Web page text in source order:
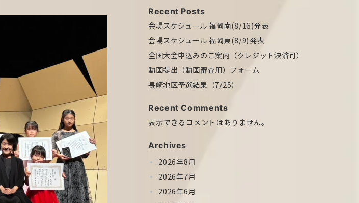
Recent Posts
会場スケジュール 福岡南(8/16)発表
会場スケジュール 福岡東(8/9)発表
全国大会申込みのご案内（クレジット決済可）
動画提出（動画審査用）フォーム
長崎地区予選結果（7/25）
Recent Comments
表示できるコメントはありません。
Archives
2026年8月
2026年7月
2026年6月